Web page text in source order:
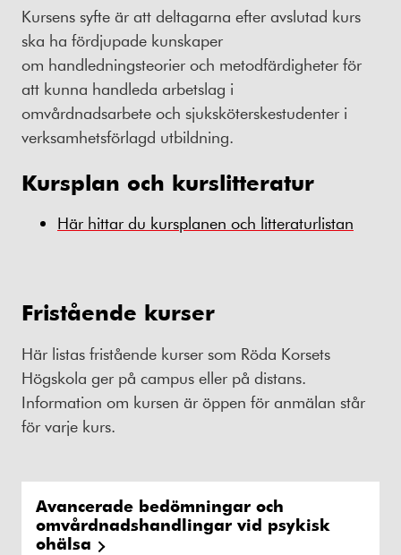
Kursens syfte är att deltagarna efter avslutad kurs
ska ha fördjupade kunskaper
om handledningsteorier och metodfärdigheter för
att kunna handleda arbetslag i
omvårdnadsarbete och sjuksköterskestudenter i
verksamhetsförlagd utbildning.
Kursplan och kurslitteratur
Här hittar du kursplanen och litteraturlistan
Fristående kurser
Här listas fristående kurser som Röda Korsets
Högskola ger på campus eller på distans.
Information om kursen är öppen för anmälan står
för varje kurs.
Avancerade bedömningar och
omvårdnadshandlingar vid psykisk
ohälsa